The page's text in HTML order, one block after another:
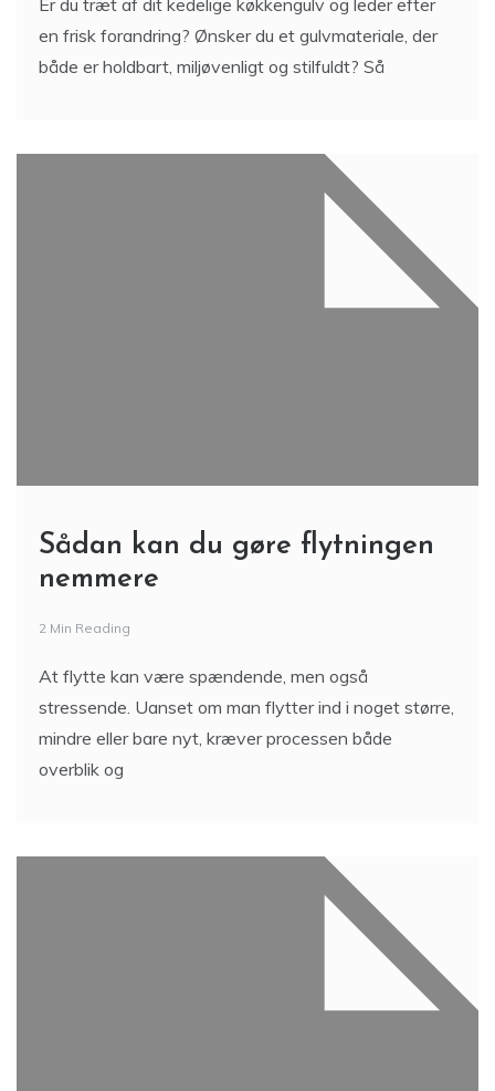
Er du træt af dit kedelige køkkengulv og leder efter
en frisk forandring? Ønsker du et gulvmateriale, der
både er holdbart, miljøvenligt og stilfuldt? Så
Sådan kan du gøre flytningen
nemmere
2 Min Reading
At flytte kan være spændende, men også
stressende. Uanset om man flytter ind i noget større,
mindre eller bare nyt, kræver processen både
overblik og